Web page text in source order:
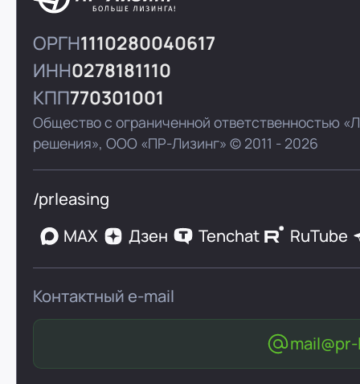
ОРГН1110280040617
ИНН0278181110
КПП770301001
Общество с ограниченной ответственностью
решения»,ООО «ПР-Лизинг» © 2011 - 2026
/prleasing
MAX
Дзен Tenchat RuTube
Контактный e-mail